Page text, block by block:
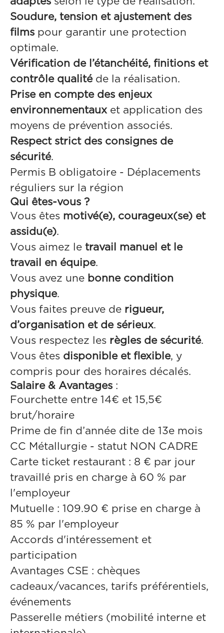
Soudure, tension et ajustement des
films pour garantir une protection
optimale.
Vérification de l’étanchéité, finitions et
contrôle qualitéde la réalisation.
Prise en compte des enjeux
environnementaux et application des
moyens de prévention associés.
Respect strict des consignes de
sécurité.
Permis B obligatoire - Déplacements
réguliers sur la région
Qui êtes-vous ?
Vous êtes motivé(e), courageux(se) et
assidu(e).
Vous aimez le travail manuel et le
travail en équipe.
Vous avez une bonne condition
physique.
Vous faites preuve de rigueur,
d’organisation et de sérieux.
Vous respectez les règles de sécurité.
Vous êtes disponible et flexible, y
compris pour des horaires décalés.
Salaire & Avantages :
Fourchette entre 14€ et 15,5€
brut/horaire
Prime de fin d’année dite de 13e mois
CC Métallurgie - statut NON CADRE
Carte ticket restaurant : 8 € par jour
travaillé pris en charge à 60 % par
l'employeur
Mutuelle : 109.90 € prise en charge à
85 % par l'employeur
Accords d'intéressement et
participation
Avantages CSE : chèques
cadeaux/vacances, tarifs préférentiels,
événements
Passerelle métiers (mobilité interne et